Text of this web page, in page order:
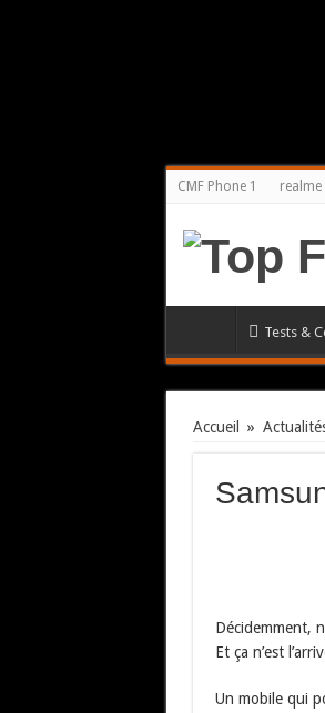
CMF Phone 1 realme
Tests &
Accueil »
Décidemment,
Et ça n’est
Un mobile qui